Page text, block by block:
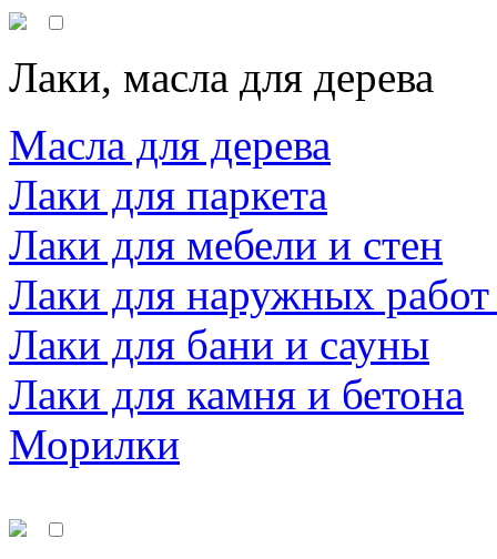
Лаки, масла для дерева
Масла для дерева
Лаки для паркета
Лаки для мебели и стен
Лаки для наружных
Лаки для бани и сауны
Лаки для камня и бетона
Морилки